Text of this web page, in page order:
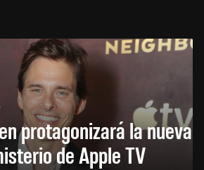
protagonizará la nueva
de Apple TV